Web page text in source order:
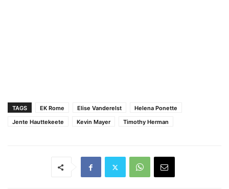
TAGS EK Rome Elise Vanderelst
Helena Ponette
Jente Hauttekeete
Kevin Mayer Timothy Herman